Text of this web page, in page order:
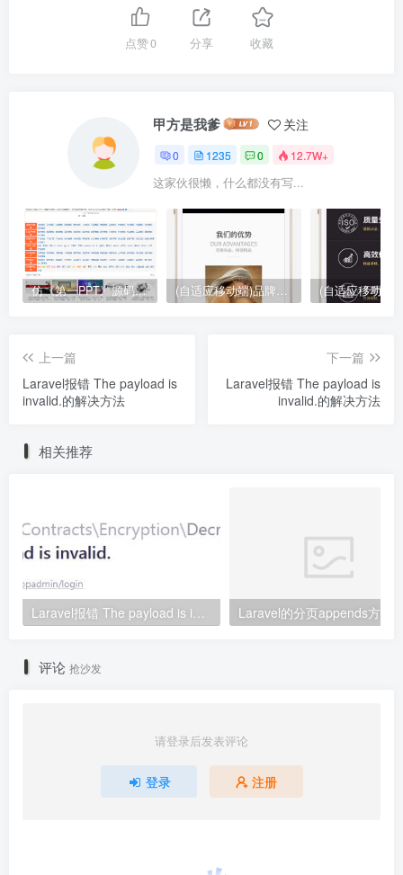
点赞0 分享 收藏
甲方是我爹 关注
0 1235 0 12.7W+
这家伙很懒，什么都没有写...
仿《第一PPT》源码 PPT模板幻灯片素材下载站网站模板 (自适应移动端)品牌设计类网站pbootcms模板 高端艺术创意设计公司网站源码下载
上一篇
Laravel报错 The payload is
invalid.的解决方法
下一篇
Laravel报错 The payload is
invalid.的解决方法
相关推荐
Laravel报错 The payload is invalid.的解决方法
评论 抢沙发
请登录后发表评论
登录 注册